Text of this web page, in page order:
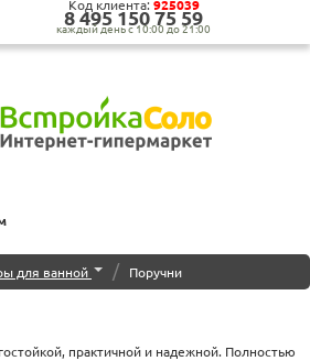
8‍ 4‍9‍5‍ 1‍5‍0‍ 7‍5‍ 5‍9‍
каждый день с 10:00 до 21:00
Код клиента: 925039
Сортировка по
для ванной / Поручни
практичной и надежной. Полностью